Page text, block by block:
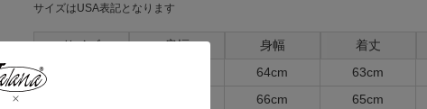
サイズはUSA表記となります
サイズ 肩幅 身幅 着丈
64cm 63cm
66cm 65cm